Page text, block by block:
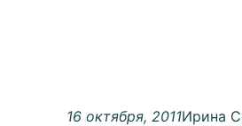
16 октября, 2011Ирина